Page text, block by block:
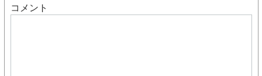
コメント